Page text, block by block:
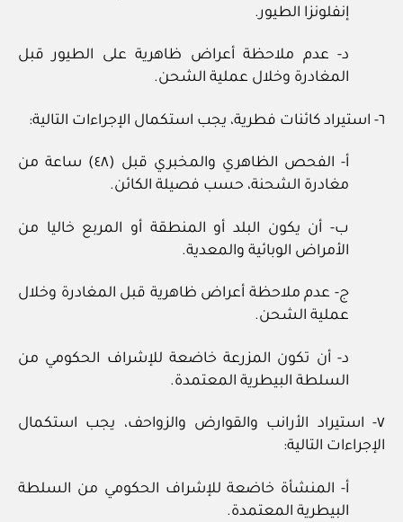
إنفلونزا الطيور.
د- عدم ملاحظة أعراض ظاهرية على الطيور قبل
المغادرة وخلال عملية الشحن.
٦- استيراد كائنات فطرية، يجب استكمال الإجراءات التالية:
أ- الفحص الظاهري والمخبري قبل (٤٨) ساعة من
مغادرة الشحنة، حسب فصيلة الكائن.
ب- أن يكون البلد أو المنطقة أو المربع خاليا من
الأمراض الوبائية والمعدية.
ج- عدم ملاحظة أعراض ظاهرية قبل المغادرة وخلال
عملية الشحن.
د- أن تكون المزرعة خاضعة للإشراف الحكومي من
السلطة البيطرية المعتمدة.
٧- استيراد الأرانب والقوارض والزواحف، يجب استكمال
الإجراءات التالية:
أ- المنشأة خاضعة للإشراف الحكومي من السلطة
البيطرية المعتمدة.